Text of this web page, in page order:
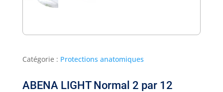
Catégorie : Protections anatomiques
ABENA LIGHT Normal 2 par 12